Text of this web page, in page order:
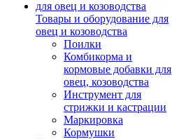
Товары и оборудование для
овец и козоводства
Поилки
Комбикорма и
кормовые добавки для
овец, козоводства
Инструмент для
стрижки и кастрации
Маркировка
Кормушки